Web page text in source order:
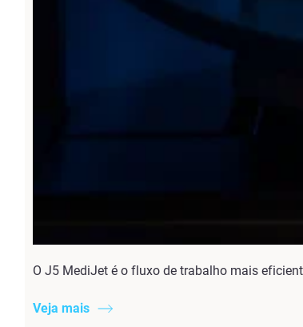
O J5 MediJet é o fluxo de trabalho mais
Veja mais